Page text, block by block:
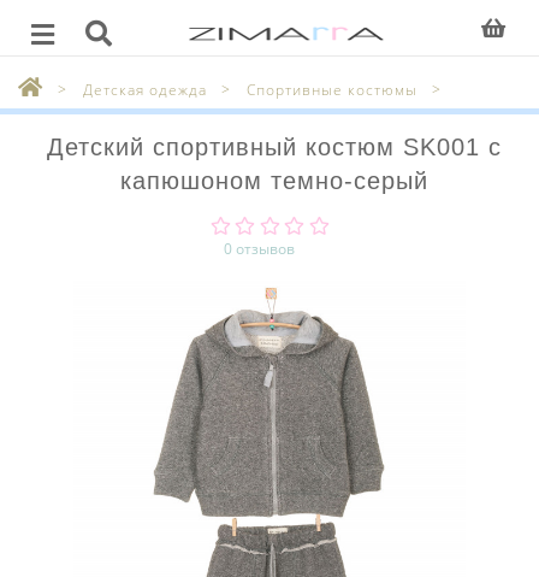
Детская одежда Спортивные костюмы
Детский спортивный костюм SK001 с
капюшоном темно-серый
0 отзывов